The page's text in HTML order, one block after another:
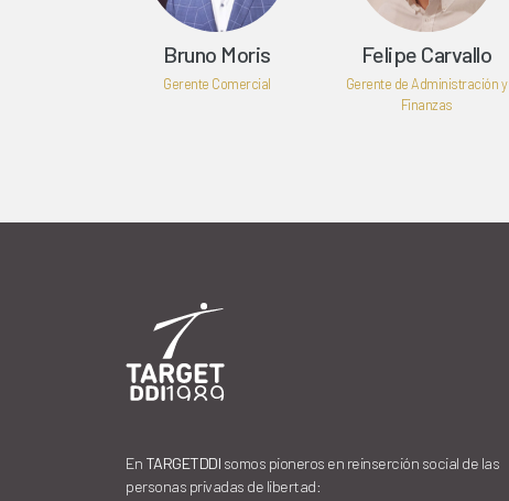
Bruno Moris
Gerente Comercial
Felipe Carvallo
Gerente de Administración y
Finanzas
En TARGETDDI somos pioneros en reinserción social de las
personas privadas de libertad: